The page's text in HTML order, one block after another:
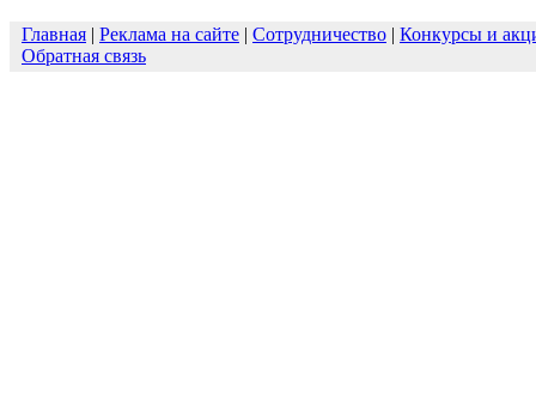
Главная | Реклама на сайте | Сотрудничество | Конкурсы и
Обратная связь